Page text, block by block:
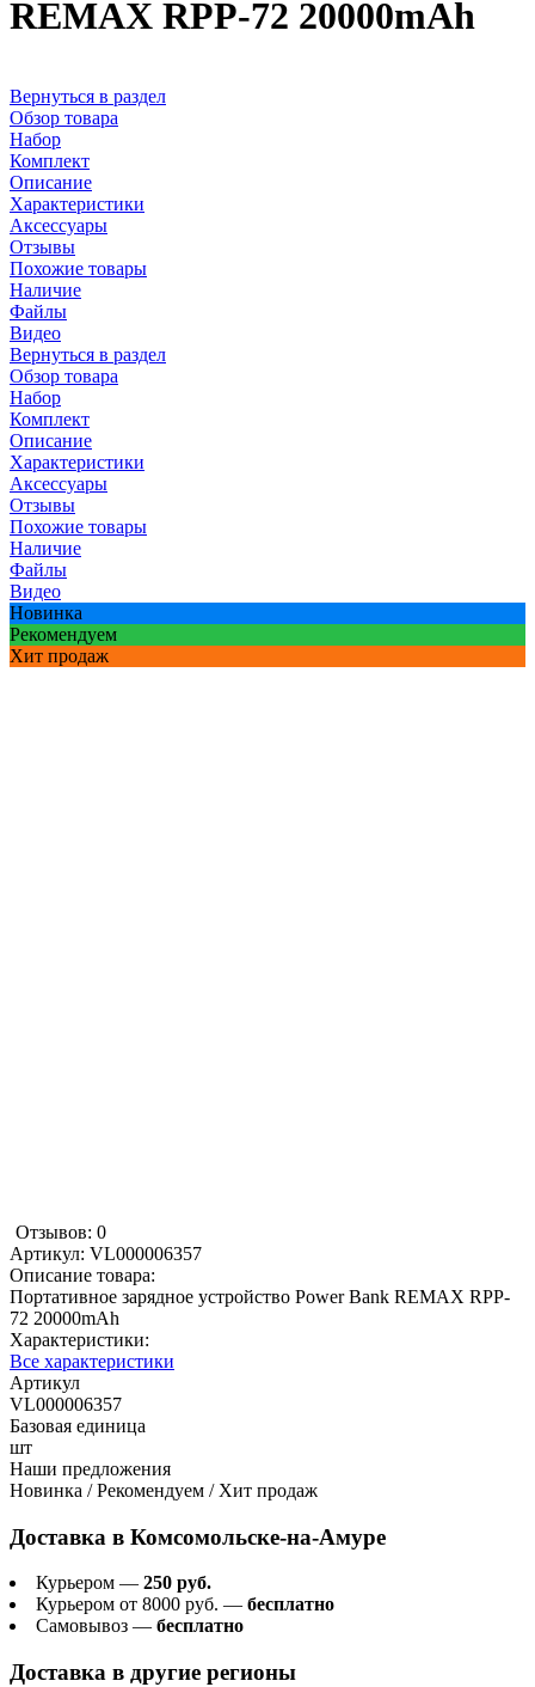
REMAX RPP-72 20000mAh
Вернуться в раздел
Обзор товара
Набор
Комплект
Описание
Характеристики
Аксессуары
Отзывы
Похожие товары
Наличие
Файлы
Видео
Вернуться в раздел
Обзор товара
Набор
Комплект
Описание
Характеристики
Аксессуары
Отзывы
Похожие товары
Наличие
Файлы
Видео
Новинка
Рекомендуем
Хит продаж
Отзывов: 0
Артикул: VL000006357
Описание товара:
Портативное зарядное устройство Power Bank REMAX RPP-
72 20000mAh
Характеристики:
Все характеристики
Артикул
VL000006357
Базовая единица
шт
Наши предложения
Новинка / Рекомендуем / Хит продаж
Доставка в Комсомольске-на-Амуре
Курьером — 250 руб.
Курьером от 8000 руб. — бесплатно
Самовывоз — бесплатно
Доставка в другие регионы